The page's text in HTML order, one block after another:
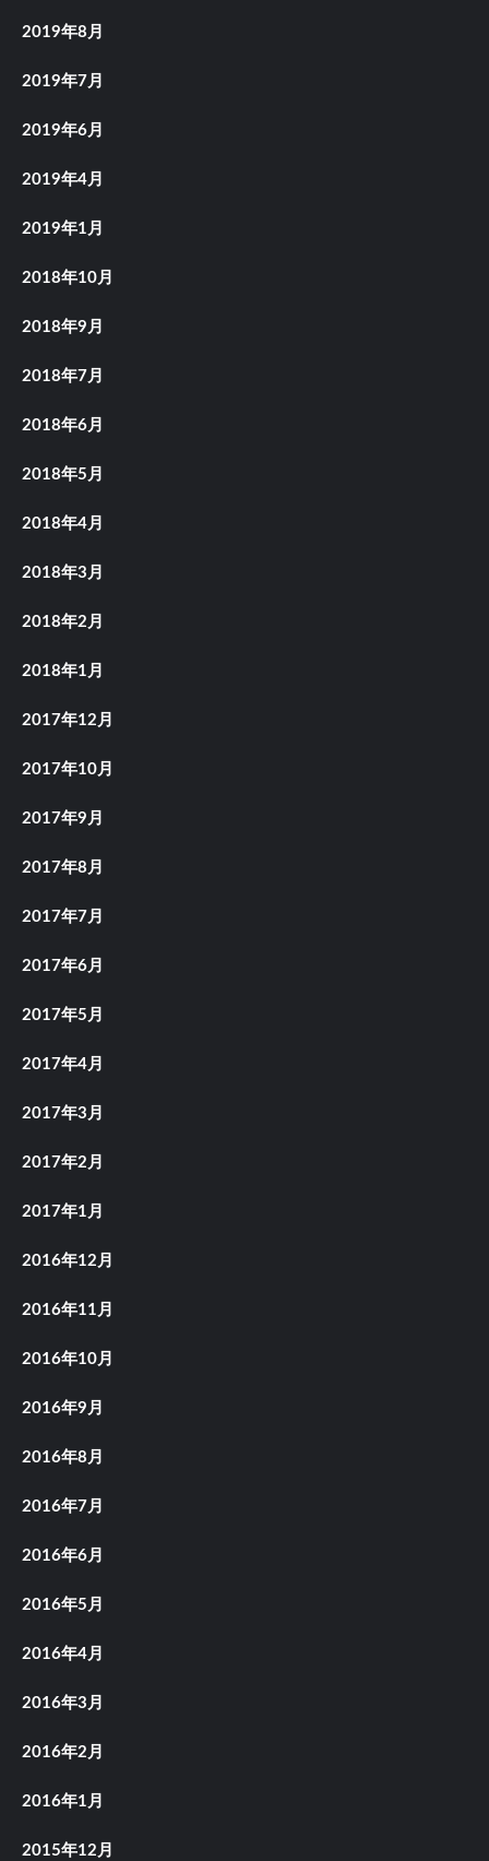
2019年8月
2019年7月
2019年6月
2019年4月
2019年1月
2018年10月
2018年9月
2018年7月
2018年6月
2018年5月
2018年4月
2018年3月
2018年2月
2018年1月
2017年12月
2017年10月
2017年9月
2017年8月
2017年7月
2017年6月
2017年5月
2017年4月
2017年3月
2017年2月
2017年1月
2016年12月
2016年11月
2016年10月
2016年9月
2016年8月
2016年7月
2016年6月
2016年5月
2016年4月
2016年3月
2016年2月
2016年1月
2015年12月